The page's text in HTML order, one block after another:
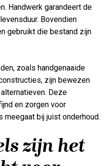
Handwerk garandeert de
Bovendien
gebruikt die bestand zijn
zoals handgenaaide
zijn bewezen
Deze
en zorgen voor
bij juist onderhoud.
zijn het